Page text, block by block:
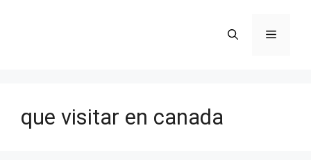
Menú
que visitar en canada